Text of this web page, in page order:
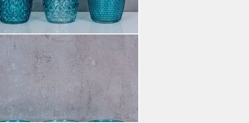
Windlicht H7,5cm Glas Türkis
Kerzen
bei dir
+12